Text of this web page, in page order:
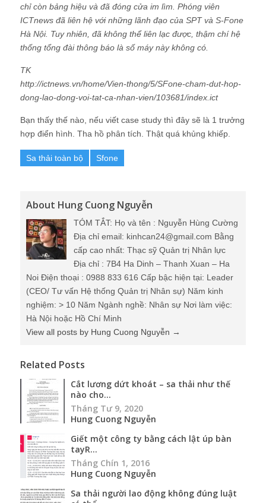
chỉ còn bảng hiệu và đã đóng cửa im lìm. Phóng viên
ICTnews đã liên hệ với những lãnh đạo của SPT và S-Fone
Hà Nội. Tuy nhiên, đã không thể liên lạc được, thậm chí hệ
thống tổng đài thông báo là số máy này không có.
TK
http://ictnews.vn/home/Vien-thong/5/SFone-cham-dut-hop-
dong-lao-dong-voi-tat-ca-nhan-vien/103681/index.ict
Bạn thấy thế nào, nếu viết case study thì đây sẽ là 1 trưởng
hợp điển hình. Tha hồ phân tích. Thật quá khủng khiếp.
Sa thải toàn bộ Sfone
About Hung Cuong Nguyễn
TÓM TẮT: Họ và tên : Nguyễn Hùng Cường
Địa chỉ email: kinhcan24@gmail.com Bằng
cấp cao nhất: Thạc sỹ Quản trị Nhân lực
Địa chỉ : 7B4 Ha Dinh – Thanh Xuan – Ha
Noi Điện thoại : 0988 833 616 Cấp bậc hiện tại: Leader
(CEO/ Tư vấn Hệ thống Quản trị Nhân sự) Năm kinh
nghiệm: > 10 Năm Ngành nghề: Nhân sự Nơi làm việc:
Hà Nội hoặc Hồ Chí Minh
View all posts by Hung Cuong Nguyễn →
Related Posts
Cắt lương dứt khoát – sa thải như thế
nào cho...
Tháng Tư 9, 2020
Hung Cuong Nguyễn
Giết một công ty bằng cách lật úp bàn
tayR...
Tháng Chín 1, 2016
Hung Cuong Nguyễn
Sa thải người lao động không đúng luật